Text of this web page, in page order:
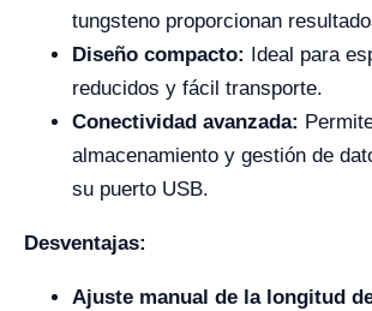
tungsteno proporcionan
Diseño compacto: Ideal para
reducidos y fácil transporte.
Conectividad avanzada:
almacenamiento y gestión de
su puerto USB.
Desventajas:
Ajuste manual de la longitud